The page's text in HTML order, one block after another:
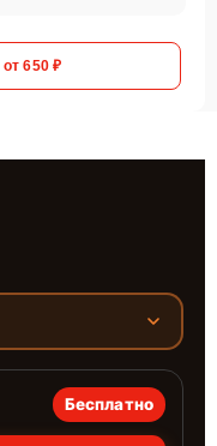
от 650 ₽
Бесплатно